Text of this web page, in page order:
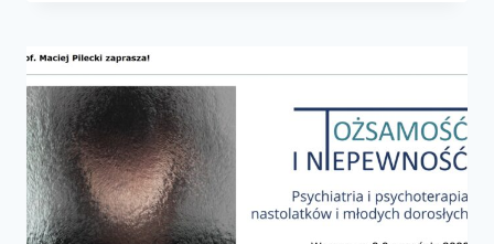
MŁODZIEŻY